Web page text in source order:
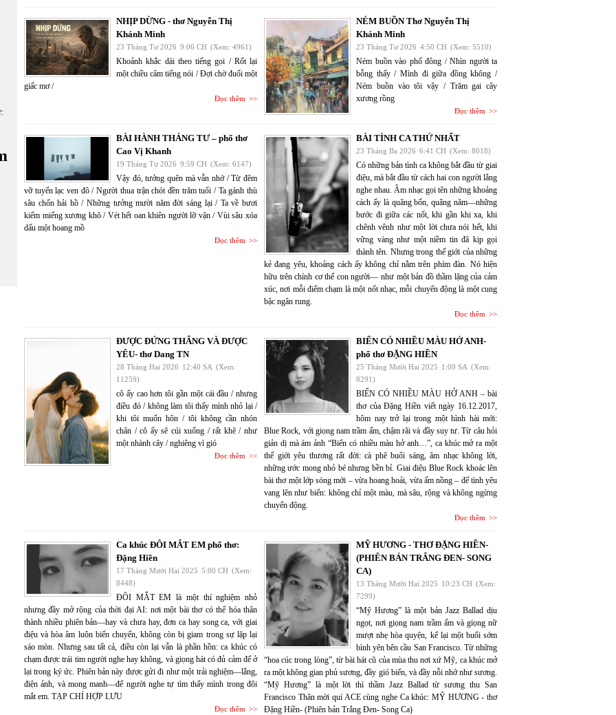
NHỊP DỪNG - thơ Nguyễn Thị
Khánh Minh
23 Tháng Tư 2026 9:06 CH (Xem: 4961)
Khoảnh khắc dài theo tiếng gọi / Rốt lại
một chiều câm tiếng nói / Đợi chờ đuối một
giấc mơ /
Đọc thêm
NÉM BUỒN Thơ Nguyễn Thị
Khánh Minh
23 Tháng Tư 2026 4:50 CH (Xem: 5510)
Ném buồn vào phố đông / Nhìn người ta
bỗng thấy / Mình đi giữa đồng không /
Ném buồn vào tôi vậy / Trăm gai cây
xương rồng
Đọc thêm
BÀI HÀNH THÁNG TƯ – phổ thơ
Cao Vị Khanh
19 Tháng Tư 2026 9:59 CH (Xem: 6147)
Vậy đó, tưởng quên mà vẫn nhớ / Từ đêm
vỡ tuyến lạc ven đô / Người thua trận chót đền trăm tuổi / Ta gánh thù
sâu chốn hải hồ / Những tưởng mười năm đời sáng lại / Ta về bươi
kiếm miểng xương khô / Vét hết oan khiên người lỡ vận / Vùi sâu xóa
dấu một hoang mồ
Đọc thêm
BÀI TÌNH CA THỨ NHẤT
23 Tháng Ba 2026 6:41 CH (Xem: 8018)
Có những bản tình ca không bắt đầu từ giai
điệu, mà bắt đầu từ cách hai con người lắng
nghe nhau. Âm nhạc gọi tên những khoảng
cách ấy là quãng bốn, quãng năm—những
bước đi giữa các nốt, khi gần khi xa, khi
chênh vênh như một lời chưa nói hết, khi
vững vàng như một niềm tin đã kịp gọi
thành tên. Nhưng trong thế giới của những
kẻ đang yêu, khoảng cách ấy không chỉ nằm trên phím đàn. Nó hiện
hữu trên chính cơ thể con người— như một bản đồ thầm lặng của cảm
xúc, nơi mỗi điểm chạm là một nốt nhạc, mỗi chuyển động là một cung
bậc ngân rung.
Đọc thêm
ĐƯỢC ĐỨNG THẲNG VÀ ĐƯỢC
YÊU- thơ Dang TN
28 Tháng Hai 2026 12:40 SA (Xem:
11259)
cô ấy cao hơn tôi gần một cái đầu / nhưng
điều đó / không làm tôi thấy mình nhỏ lại /
khi tôi muốn hôn / tôi không cần nhón
chân / cô ấy sẽ cúi xuống / rất khẽ / như
một nhành cây / nghiêng vì gió
Đọc thêm
BIỂN CÓ NHIỀU MÀU HỞ ANH-
phổ thơ ĐẶNG HIỀN
25 Tháng Mười Hai 2025 1:09 SA (Xem:
8291)
BIỂN CÓ NHIỀU MÀU HỞ ANH – bài
thơ của Đặng Hiền viết ngày 16.12.2017,
hôm nay trở lại trong một hình hài mới:
Blue Rock, với giọng nam trầm ấm, chậm rãi và đầy suy tư. Từ câu hỏi
giản dị mà ám ảnh “Biển có nhiều màu hở anh…”, ca khúc mở ra một
thế giới yêu thương rất đời: cà phê buổi sáng, âm nhạc không lời,
những ước mong nhỏ bé nhưng bền bỉ. Giai điệu Blue Rock khoác lên
bài thơ một lớp sóng mới – vừa hoang hoải, vừa ấm nồng – để tình yêu
vang lên như biển: không chỉ một màu, mà sâu, rộng và không ngừng
chuyển động.
Đọc thêm
Ca khúc ĐÔI MẮT EM phổ thơ:
Đặng Hiền
17 Tháng Mười Hai 2025 5:00 CH (Xem:
8448)
ĐÔI MẮT EM là một thí nghiệm nhỏ
nhưng đầy mở rộng của thời đại AI: nơi một bài thơ có thể hóa thân
thành nhiều phiên bản—hay và chưa hay, đơn ca hay song ca, với giai
điệu và hòa âm luôn biến chuyển, không còn bị giam trong sự lặp lại
sáo mòn. Nhưng sau tất cả, điều còn lại vẫn là phần hồn: ca khúc có
chạm được trái tim người nghe hay không, và giọng hát có đủ cảm để ở
lại trong ký ức. Phiên bản này được gửi đi như một trải nghiệm—lắng,
điện ảnh, và mong manh—để người nghe tự tìm thấy mình trong đôi
mắt em. TẠP CHÍ HỢP LƯU
Đọc thêm
MỸ HƯƠNG - THƠ ĐẶNG HIỀN-
(PHIÊN BẢN TRẮNG ĐEN- SONG
CA)
13 Tháng Mười Hai 2025 10:23 CH (Xem:
7299)
“Mỹ Hương” là một bản Jazz Ballad dịu
ngọt, nơi giọng nam trầm ấm và giọng nữ
mượt nhẹ hòa quyện, kể lại một buổi sớm
bình yên bên cầu San Francisco. Từ những
“hoa cúc trong lòng”, từ bài hát cũ của mùa thu nơi xứ Mỹ, ca khúc mở
ra một không gian phủ sương, đầy gió biển, và đầy nỗi nhớ như sương.
“Mỹ Hương” là một lời thì thầm Jazz Ballad từ sương thu San
Francisco Thân mời quí ACE cùng nghe Ca khúc: MỸ HƯƠNG - thơ
Đặng Hiền- (Phiên bản Trắng Đen- Song Ca)